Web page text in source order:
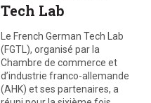
Tech Lab
Le French German Tech Lab
(FGTL), organisé par la
Chambre de commerce et
d’industrie franco-allemande
(AHK) et ses partenaires, a